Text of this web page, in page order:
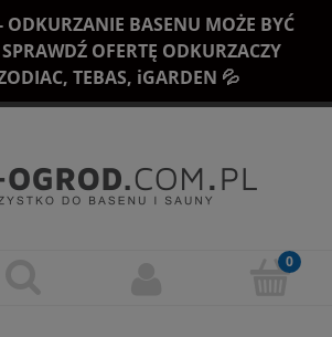
ODKURZANIE BASENU MOŻE BYĆ
OFERTĘ ODKURZACZY
TEBAS, iGARDEN 💦